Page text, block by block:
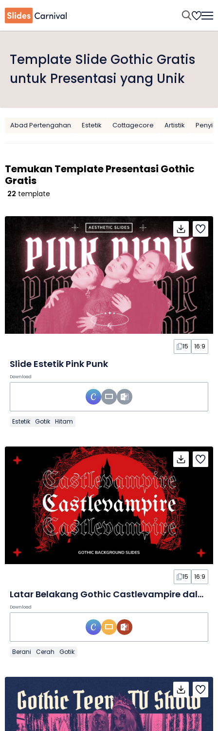
Template Slide Gothic Gratis
untuk Presentasi yang Unik
Abad Pertengahan Estetik Cottagecore Artistik
Temukan Template Presentasi Gothic
Gratis
22 template
15 16:9
Slide Estetik Pink Punk
Download
Estetik Gotik Hitam
15 16:9
Latar Belakang Gothic Castlevampire dalam Slide
Download
Berani Cerah Gotik